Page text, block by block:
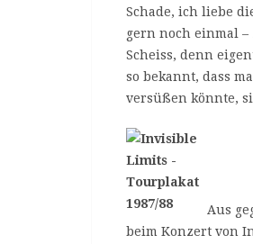
Schade, ich liebe
gern noch einmal
Scheiss, denn
so bekannt, dass
versüßen könnte,
Aus
beim Konzert von